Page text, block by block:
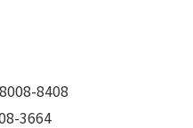
8408
3664